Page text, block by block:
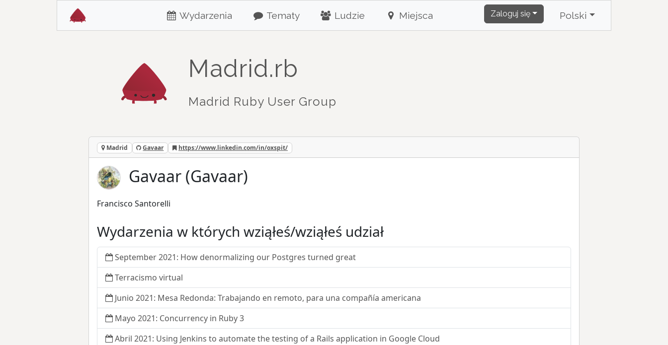
Wydarzenia Tematy Ludzie Miejsca Zaloguj się Polski
Madrid.rb
Madrid Ruby User Group
Madrid Gavaar https://www.linkedin.com/in/oxspit/
Gavaar (Gavaar)
Francisco Santorelli
Wydarzenia w których wziąłeś/wziąłeś udział
September 2021: How denormalizing our Postgres turned great
Terracismo virtual
Junio 2021: Mesa Redonda: Trabajando en remoto, para una compañía americana
Mayo 2021: Concurrency in Ruby 3
Abril 2021: Using Jenkins to automate the testing of a Rails application in Google Cloud